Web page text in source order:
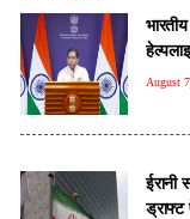
August
ईरानी
ड्राफ्ट